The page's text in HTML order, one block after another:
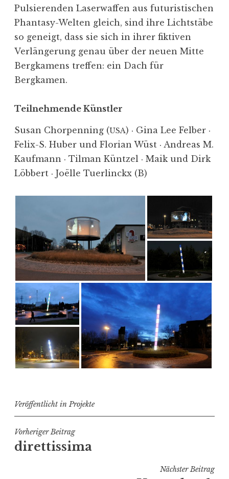
Pulsie­renden Laser­waffen aus futuris­ti­schen
Phantasy-Welten gleich, sind ihre Licht­stäbe
so geneigt, dass sie sich in ihrer fiktiven
Verlän­gerung genau über der neuen Mitte
Bergkamens treffen: ein Dach für
Bergkamen.
Teilneh­mende Künstler
Susan Chorpenning (USA) · Gina Lee Felber ·
Felix-S. Huber und Florian Wüst · Andreas M.
Kaufmann · Tilman Küntzel · Maik und Dirk
Löbbert · Joëlle Tuerlinckx (B)
Veröffentlicht in Projekte
B
e
Vorheriger Beitrag
diret­tissima
Nächster Beitrag